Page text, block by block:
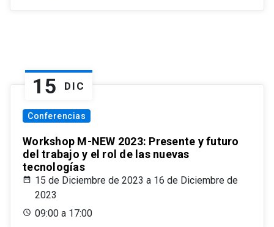
15 DIC
Conferencias
Workshop M-NEW 2023: Presente y futuro
del trabajo y el rol de las nuevas
tecnologías
15 de Diciembre de 2023 a 16 de Diciembre de
2023
09:00 a 17:00